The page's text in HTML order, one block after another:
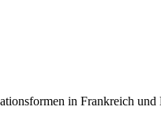
in Frankreich und